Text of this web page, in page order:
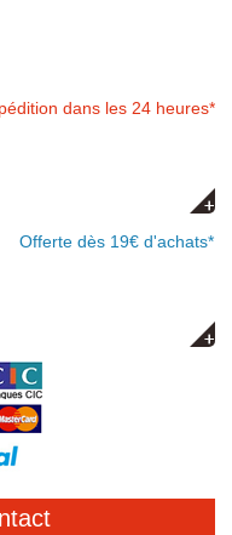
dans les 24 heures*
Offerte dès 19€ d'achats*